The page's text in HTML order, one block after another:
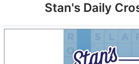
Stan's Daily